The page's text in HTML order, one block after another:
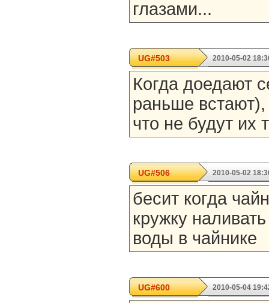
глазами...
UG#503 2010-05-02
Когда доедают
раньше встают),
что не будут их
UG#506 2010-05-02
бесит когда
кружку
воды в чайнике
UG#600 2010-05-04